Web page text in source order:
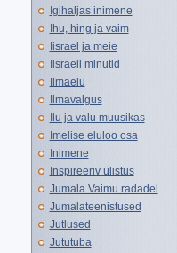
Igihaljas inimene
Ihu, hing ja vaim
Iisrael ja meie
Iisraeli minutid
Ilmaelu
Ilmavalgus
Ilu ja valu muusikas
Imelise eluloo osa
Inimene
Inspireeriv ülistus
Jumala Vaimu radadel
Jumalateenistused
Jutlused
Jututuba